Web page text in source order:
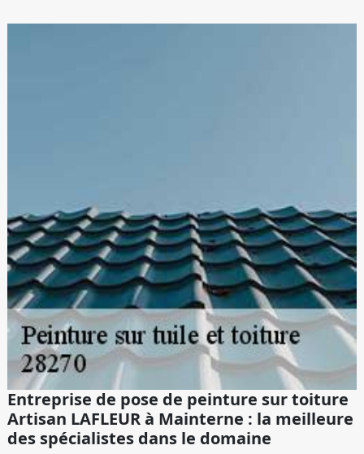
Entreprise de pose de peinture sur toiture
Artisan LAFLEUR à Mainterne : la meilleure
des spécialistes dans le domaine